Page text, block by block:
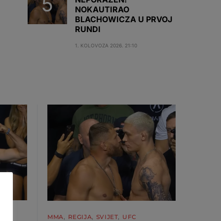
NOKAUTIRAO
BLACHOWICZA U PRVOJ
RUNDI
1. KOLOVOZA 2026. 21:10
MMA REGIJA SVIJET UFC